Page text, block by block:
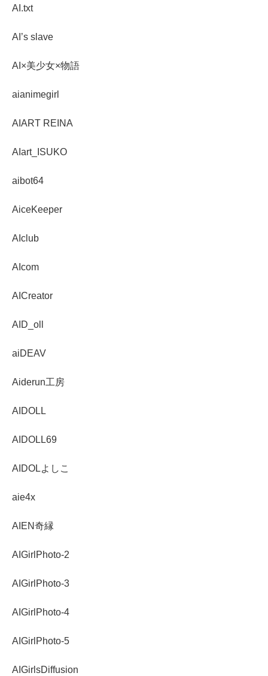
AI.txt
AI’s slave
AI×美少女×物語
aianimegirl
AIART REINA
AIart_ISUKO
aibot64
AiceKeeper
AIclub
AIcom
AICreator
AID_oll
aiDEAV
Aiderun工房
AIDOLL
AIDOLL69
AIDOLよしこ
aie4x
AIEN奇縁
AIGirlPhoto-2
AIGirlPhoto-3
AIGirlPhoto-4
AIGirlPhoto-5
AIGirlsDiffusion